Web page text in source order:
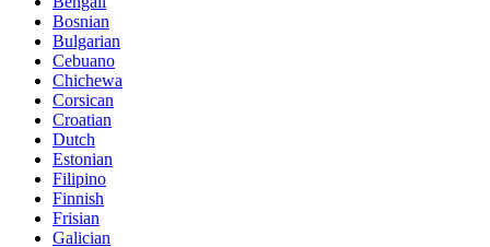
Bosnian
Bulgarian
Cebuano
Chichewa
Corsican
Croatian
Dutch
Estonian
Filipino
Finnish
Frisian
Galician